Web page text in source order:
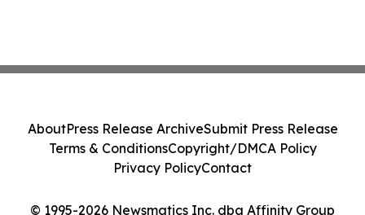
© 1995-2026 Newsmatics Inc. dba Affinity Group
AboutPress Release ArchiveSubmit Press Release
Terms & ConditionsCopyright/DMCA Policy
Privacy PolicyContact